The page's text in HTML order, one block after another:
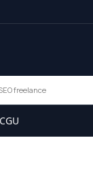
freelance
CGU